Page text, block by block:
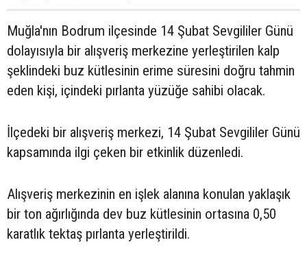
Muğla'nın Bodrum ilçesinde 14 Şubat Sevgililer Günü
dolayısıyla bir alışveriş merkezine yerleştirilen kalp
şeklindeki buz kütlesinin erime süresini doğru tahmin
eden kişi, içindeki pırlanta yüzüğe sahibi olacak.
İlçedeki bir alışveriş merkezi, 14 Şubat Sevgililer Günü
kapsamında ilgi çeken bir etkinlik düzenledi.
Alışveriş merkezinin en işlek alanına konulan yaklaşık
bir ton ağırlığında dev buz kütlesinin ortasına 0,50
karatlık tektaş pırlanta yerleştirildi.